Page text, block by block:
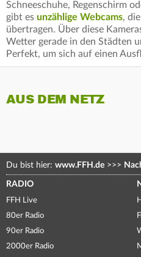
Schneeschuhe, Regenschirm
gibt es unzählige Webcams,
übertragen. Über diese
Wetter gerade in den Städten
Perfekt, um sich auf einen
AUS DEM NETZ
Du bist hier: www.FFH.de >>>
RADIO
FFH Live
80er Radio
90er Radio
2000er Radio